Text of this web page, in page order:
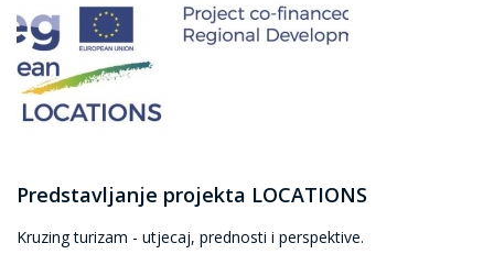
Predstavljanje projekta LOCATIONS
Kruzing turizam - utjecaj, prednosti i perspektive.